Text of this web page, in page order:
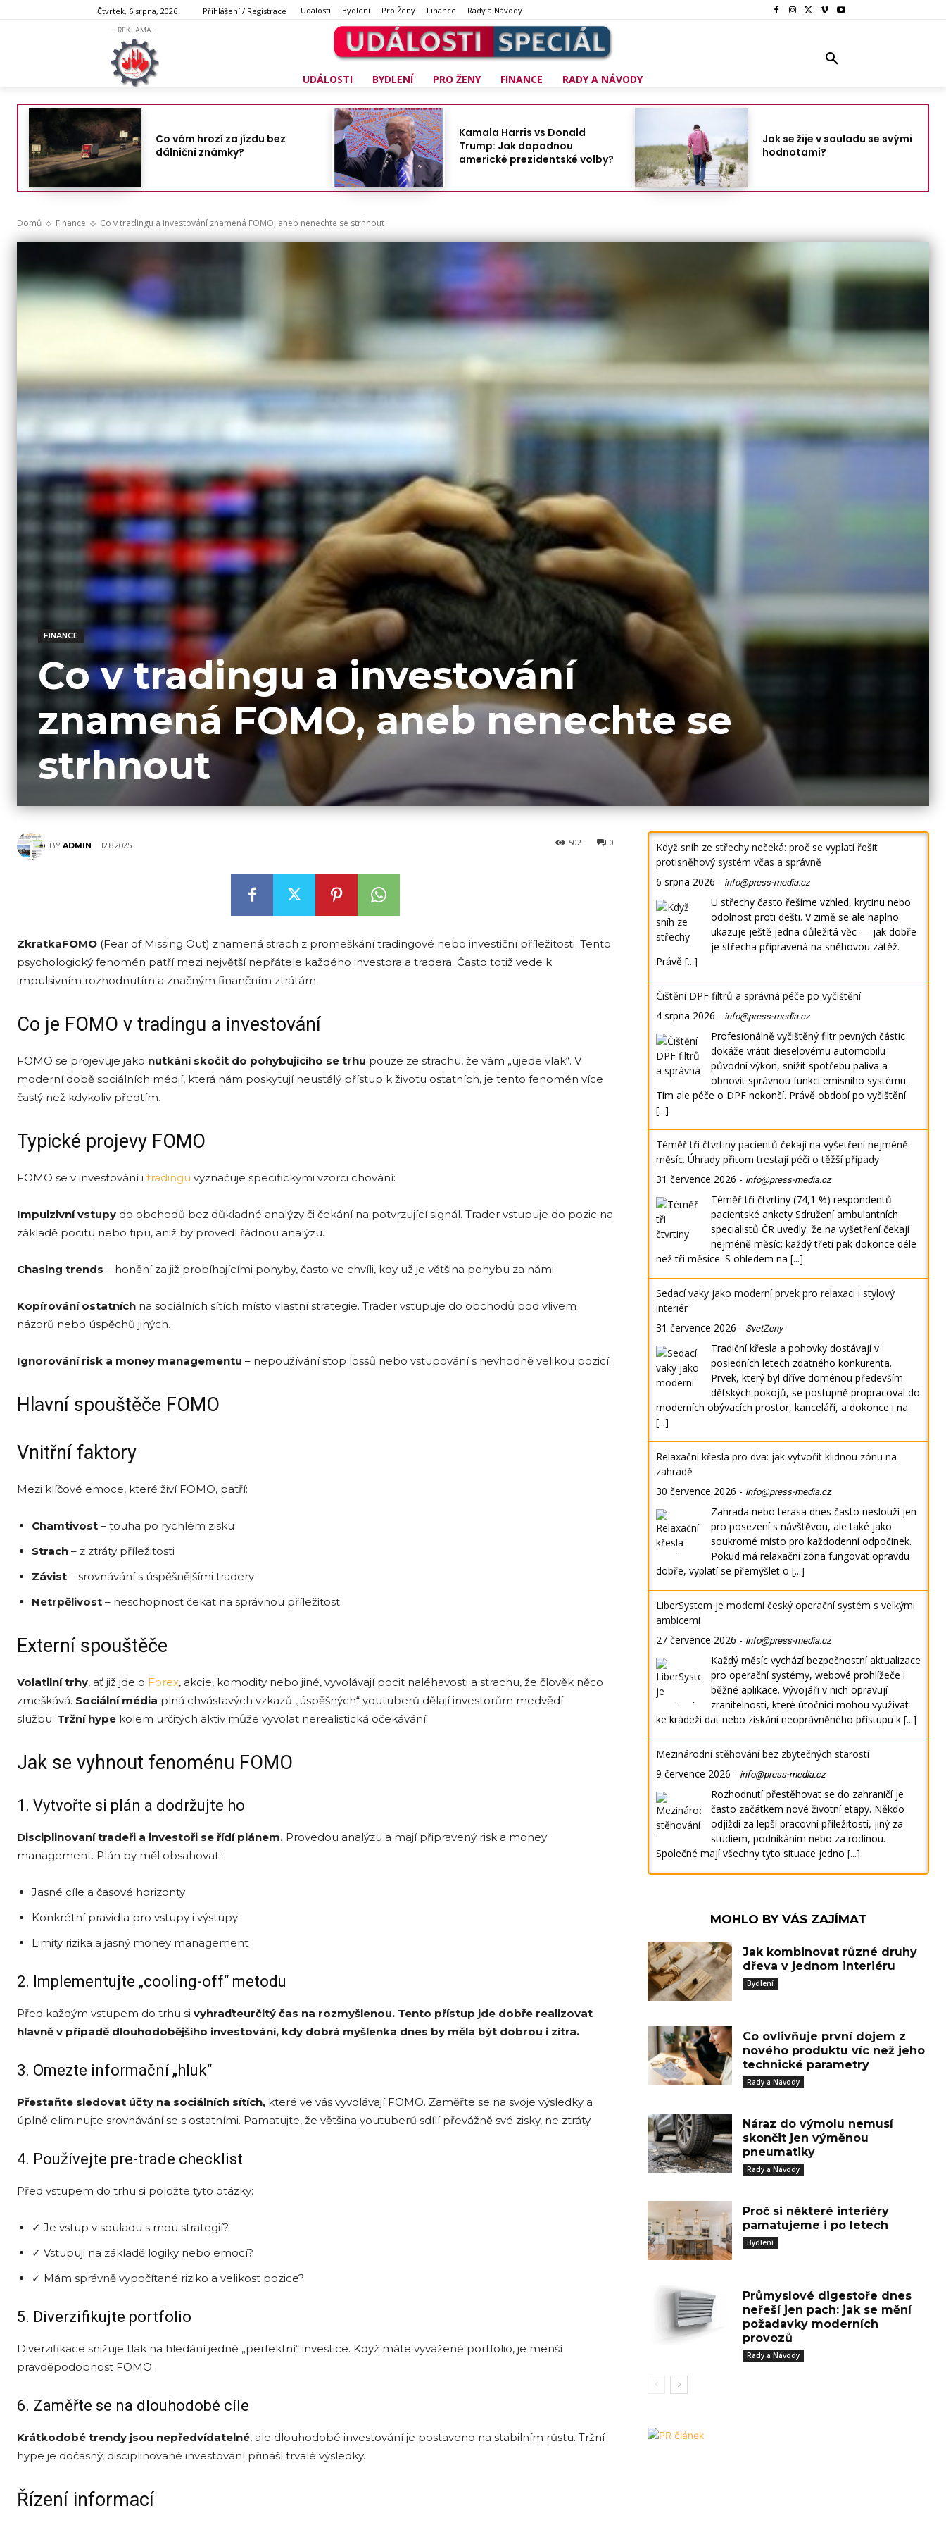
Čtvrtek, 6 srpna, 2026 Přihlášení / Registrace Události Bydlení Pro Ženy Finance Rady a Návody
- REKLAMA -
UDÁLOSTI BYDLENÍ PRO ŽENY FINANCE RADY A NÁVODY
Co vám hrozí za jízdu bez
dálniční známky?
Kamala Harris vs Donald
Trump: Jak dopadnou
americké prezidentské volby?
Jak se žije v souladu se svými
hodnotami?
Domů Finance Co v tradingu a investování znamená FOMO, aneb nenechte se strhnout
FINANCE
Co v tradingu a investování
znamená FOMO, aneb nenechte se
strhnout
BY ADMIN 12.8.2025 0
502
ZkratkaFOMO (Fear of Missing Out) znamená strach z promeškání tradingové nebo investiční příležitosti. Tento
psychologický fenomén patří mezi největší nepřátele každého investora a tradera. Často totiž vede k
impulsivním rozhodnutím a značným finančním ztrátám.
Co je FOMO v tradingu a investování
FOMO se projevuje jako nutkání skočit do pohybujícího se trhu pouze ze strachu, že vám „ujede vlak“. V
moderní době sociálních médií, která nám poskytují neustálý přístup k životu ostatních, je tento fenomén více
častý než kdykoliv předtím.
Typické projevy FOMO
FOMO se v investování i tradingu vyznačuje specifickými vzorci chování:
Impulzivní vstupy do obchodů bez důkladné analýzy či čekání na potvrzující signál. Trader vstupuje do pozic na
základě pocitu nebo tipu, aniž by provedl řádnou analýzu.
Chasing trends – honění za již probíhajícími pohyby, často ve chvíli, kdy už je většina pohybu za námi.
Kopírování ostatních na sociálních sítích místo vlastní strategie. Trader vstupuje do obchodů pod vlivem
názorů nebo úspěchů jiných.
Ignorování risk a money managementu – nepoužívání stop lossů nebo vstupování s nevhodně velikou pozicí.
Hlavní spouštěče FOMO
Vnitřní faktory
Mezi klíčové emoce, které živí FOMO, patří:
Chamtivost – touha po rychlém zisku
Strach – z ztráty příležitosti
Závist – srovnávání s úspěšnějšími tradery
Netrpělivost – neschopnost čekat na správnou příležitost
Externí spouštěče
Volatilní trhy, ať již jde o Forex, akcie, komodity nebo jiné, vyvolávají pocit naléhavosti a strachu, že člověk něco
zmeškává. Sociální média plná chvástavých vzkazů „úspěšných“ youtuberů dělají investorům medvědí
službu. Tržní hype kolem určitých aktiv může vyvolat nerealistická očekávání.
Jak se vyhnout fenoménu FOMO
1. Vytvořte si plán a dodržujte ho
Disciplinovaní tradeři a investoři se řídí plánem. Provedou analýzu a mají připravený risk a money
management. Plán by měl obsahovat:
Jasné cíle a časové horizonty
Konkrétní pravidla pro vstupy i výstupy
Limity rizika a jasný money management
2. Implementujte „cooling-off“ metodu
Před každým vstupem do trhu si vyhraďteurčitý čas na rozmyšlenou. Tento přístup jde dobře realizovat
hlavně v případě dlouhodobějšího investování, kdy dobrá myšlenka dnes by měla být dobrou i zítra.
3. Omezte informační „hluk“
Přestaňte sledovat účty na sociálních sítích, které ve vás vyvolávají FOMO. Zaměřte se na svoje výsledky a
úplně eliminujte srovnávání se s ostatními. Pamatujte, že většina youtuberů sdílí převážně své zisky, ne ztráty.
4. Používejte pre-trade checklist
Před vstupem do trhu si položte tyto otázky:
✓ Je vstup v souladu s mou strategií?
✓ Vstupuji na základě logiky nebo emocí?
✓ Mám správně vypočítané riziko a velikost pozice?
5. Diverzifikujte portfolio
Diverzifikace snižuje tlak na hledání jedné „perfektní“ investice. Když máte vyvážené portfolio, je menší
pravděpodobnost FOMO.
6. Zaměřte se na dlouhodobé cíle
Krátkodobé trendy jsou nepředvídatelné, ale dlouhodobé investování je postaveno na stabilním růstu. Tržní
hype je dočasný, disciplinované investování přináší trvalé výsledky.
Řízení informací
Když sníh ze střechy nečeká: proč se vyplatí řešit
protisněhový systém včas a správně
6 srpna 2026 - info@press-media.cz
U střechy často řešíme vzhled, krytinu nebo
odolnost proti dešti. V zimě se ale naplno
ukazuje ještě jedna důležitá věc — jak dobře
je střecha připravená na sněhovou zátěž.
Právě [...]
Čištění DPF filtrů a správná péče po vyčištění
4 srpna 2026 - info@press-media.cz
Profesionálně vyčištěný filtr pevných částic
dokáže vrátit dieselovému automobilu
původní výkon, snížit spotřebu paliva a
obnovit správnou funkci emisního systému.
Tím ale péče o DPF nekončí. Právě období po vyčištění
[...]
Téměř tři čtvrtiny pacientů čekají na vyšetření nejméně
měsíc. Úhrady přitom trestají péči o těžší případy
31 července 2026 - info@press-media.cz
Téměř tři čtvrtiny (74,1 %) respondentů
pacientské ankety Sdružení ambulantních
specialistů ČR uvedly, že na vyšetření čekají
nejméně měsíc; každý třetí pak dokonce déle
než tři měsíce. S ohledem na [...]
Sedací vaky jako moderní prvek pro relaxaci i stylový
interiér
31 července 2026 - SvetZeny
Tradiční křesla a pohovky dostávají v
posledních letech zdatného konkurenta.
Prvek, který byl dříve doménou především
dětských pokojů, se postupně propracoval do
moderních obývacích prostor, kanceláří, a dokonce i na
[...]
Relaxační křesla pro dva: jak vytvořit klidnou zónu na
zahradě
30 července 2026 - info@press-media.cz
Zahrada nebo terasa dnes často neslouží jen
pro posezení s návštěvou, ale také jako
soukromé místo pro každodenní odpočinek.
Pokud má relaxační zóna fungovat opravdu
dobře, vyplatí se přemýšlet o [...]
LiberSystem je moderní český operační systém s velkými
ambicemi
27 července 2026 - info@press-media.cz
Každý měsíc vychází bezpečnostní aktualizace
pro operační systémy, webové prohlížeče i
běžné aplikace. Vývojáři v nich opravují
zranitelnosti, které útočníci mohou využívat
ke krádeži dat nebo získání neoprávněného přístupu k [...]
Mezinárodní stěhování bez zbytečných starostí
9 července 2026 - info@press-media.cz
Rozhodnutí přestěhovat se do zahraničí je
často začátkem nové životní etapy. Někdo
odjíždí za lepší pracovní příležitostí, jiný za
studiem, podnikáním nebo za rodinou.
Společné mají všechny tyto situace jedno [...]
MOHLO BY VÁS ZAJÍMAT
Jak kombinovat různé druhy
dřeva v jednom interiéru
Bydlení
Co ovlivňuje první dojem z
nového produktu víc než jeho
technické parametry
Rady a Návody
Náraz do výmolu nemusí
skončit jen výměnou
pneumatiky
Rady a Návody
Proč si některé interiéry
pamatujeme i po letech
Bydlení
Průmyslové digestoře dnes
neřeší jen pach: jak se mění
požadavky moderních
provozů
Rady a Návody